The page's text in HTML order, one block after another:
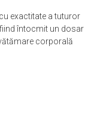
exactitate a tuturor
întocmit un dosar
corporală